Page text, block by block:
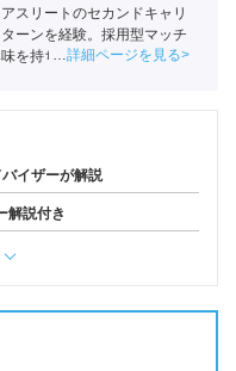
スリートのセカンドキャリ
ーンを経験。採用型マッチ
を持ち始め、ポートに新卒
詳細ページを見る
イザーが解説
解説付き